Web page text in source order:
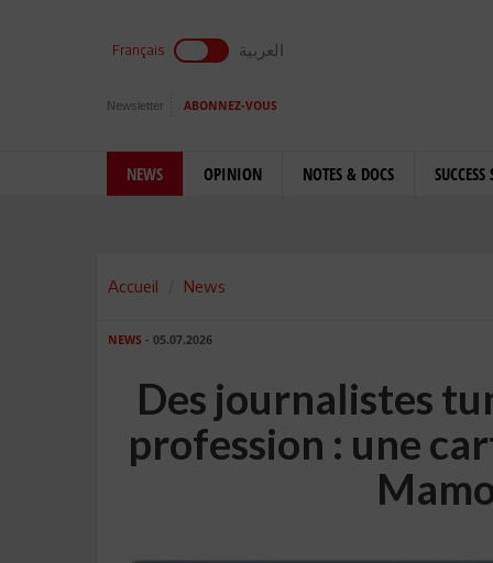
Français العربية
Newsletter ABONNEZ-VOUS
NEWS OPINION NOTES & DOCS SUCCESS
Accueil News
NEWS - 05.07.2026
Des journalistes
profession : une